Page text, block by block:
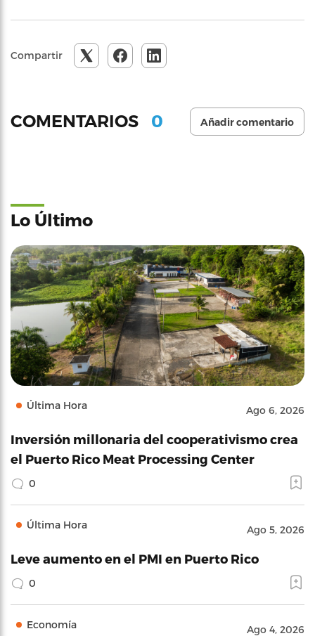
Compartir
COMENTARIOS 0 Añadir comentario
Lo Último
Última Hora Ago 6, 2026
Inversión millonaria del cooperativismo crea
el Puerto Rico Meat Processing Center
0
Última Hora Ago 5, 2026
Leve aumento en el PMI en Puerto Rico
0
Economía Ago 4, 2026